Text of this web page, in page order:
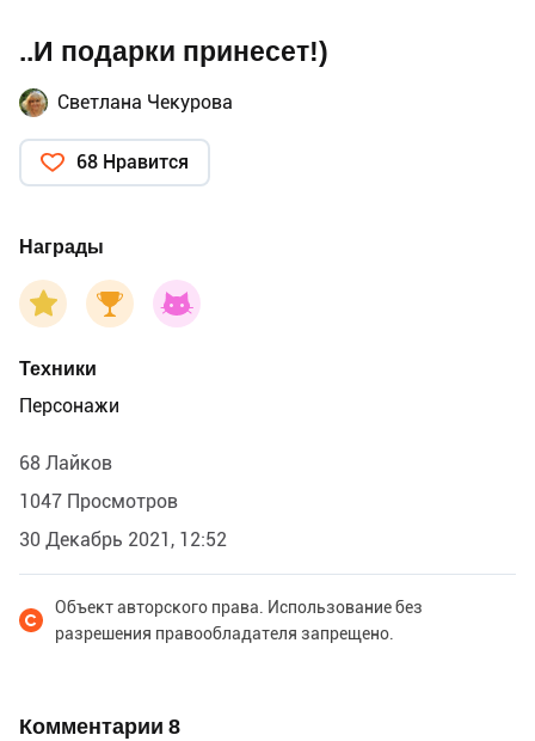
..И подарки принесет!)
Светлана Чекурова
68 Нравится
Награды
Техники
Персонажи
68 Лайков
1047 Просмотров
30 Декабрь 2021, 12:52
Объект авторского права. Использование без
разрешения правообладателя запрещено.
Комментарии 8